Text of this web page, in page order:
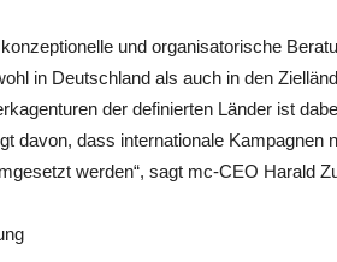
und organisatorische
in Deutschland als auch in den
der definierten Länder ist
davon, dass internationale Kampagnen
werden“, sagt mc-CEO Harald